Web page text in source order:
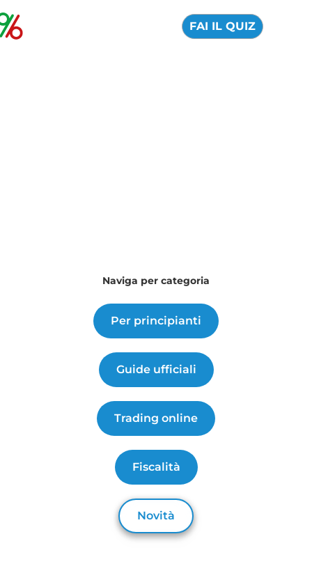
FAI IL QUIZ
Naviga per categoria
Per principianti
Guide ufficiali
Trading online
Fiscalità
Novità